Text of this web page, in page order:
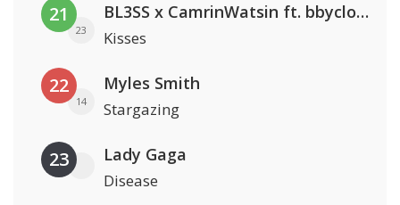
21
23
BL3SS x CamrinWatsin ft. bbyclose
Kisses
22
14
Myles Smith
Stargazing
23 Lady Gaga
Disease